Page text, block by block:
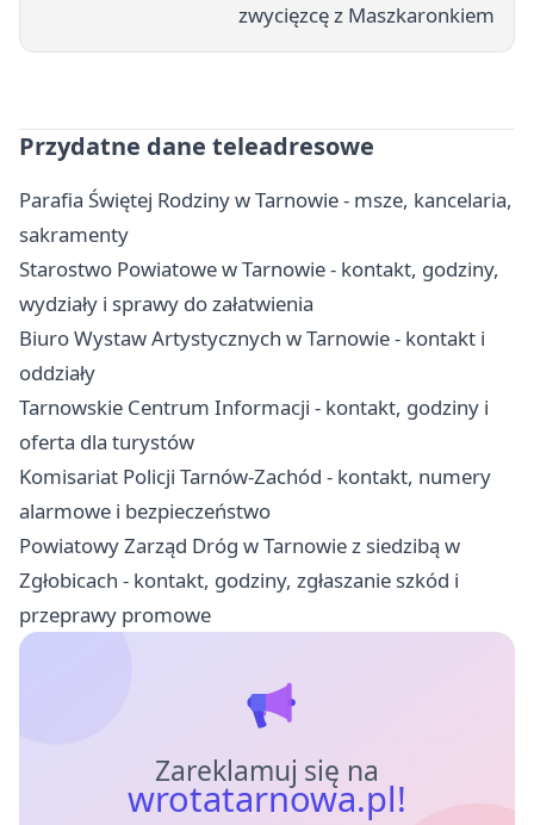
zwycięzcę z Maszkaronkiem
Przydatne dane teleadresowe
Parafia Świętej Rodziny w Tarnowie - msze, kancelaria,
sakramenty
Starostwo Powiatowe w Tarnowie - kontakt, godziny,
wydziały i sprawy do załatwienia
Biuro Wystaw Artystycznych w Tarnowie - kontakt i
oddziały
Tarnowskie Centrum Informacji - kontakt, godziny i
oferta dla turystów
Komisariat Policji Tarnów-Zachód - kontakt, numery
alarmowe i bezpieczeństwo
Powiatowy Zarząd Dróg w Tarnowie z siedzibą w
Zgłobicach - kontakt, godziny, zgłaszanie szkód i
przeprawy promowe
Zareklamuj się na
wrotatarnowa.pl!